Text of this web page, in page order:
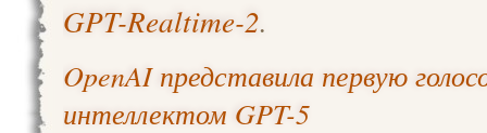
GPT-Realtime-2.
OpenAI представила первую
интеллектом GPT-5